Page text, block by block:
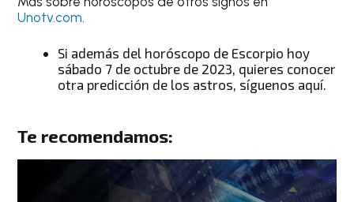
Unotv.com.
Si además del horóscopo de Escorpio hoy
sábado 7 de octubre de 2023, quieres conocer
otra predicción de los astros, síguenos aquí.
Te recomendamos: